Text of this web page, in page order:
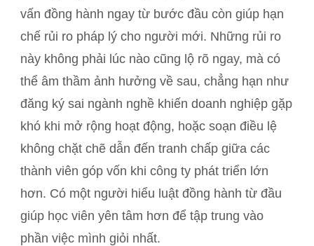
vấn đồng hành ngay từ bước đầu còn giúp hạn
chế rủi ro pháp lý cho người mới. Những rủi ro
này không phải lúc nào cũng lộ rõ ngay, mà có
thể âm thầm ảnh hưởng về sau, chẳng hạn như
đăng ký sai ngành nghề khiến doanh nghiệp gặp
khó khi mở rộng hoạt động, hoặc soạn điều lệ
không chặt chẽ dẫn đến tranh chấp giữa các
thành viên góp vốn khi công ty phát triển lớn
hơn. Có một người hiểu luật đồng hành từ đầu
giúp học viên yên tâm hơn để tập trung vào
phần việc mình giỏi nhất.